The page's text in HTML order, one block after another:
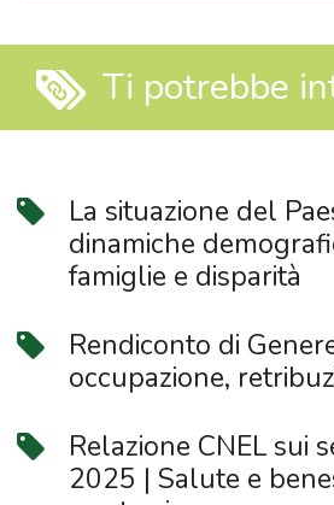
Ti potrebbe
La situazione del
dinamiche
famiglie e disparità
Rendiconto di
occupazione,
Relazione CNEL sui
2025 | Salute e